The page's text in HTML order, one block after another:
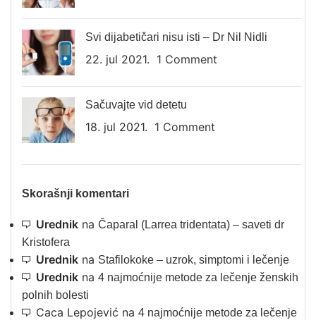
Svi dijabetičari nisu isti – Dr Nil Nidli
22. jul 2021. 1 Comment
Sačuvajte vid detetu
18. jul 2021. 1 Comment
Skorašnji komentari
Urednik na Čaparal (Larrea tridentata) – saveti dr
Kristofera
Urednik na Stafilokoke – uzrok, simptomi i lečenje
Urednik na 4 najmoćnije metode za lečenje ženskih
polnih bolesti
Caca Lepojević na 4 najmoćnije metode za lečenje